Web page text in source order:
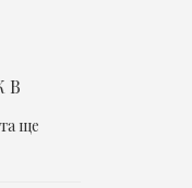
В
ще